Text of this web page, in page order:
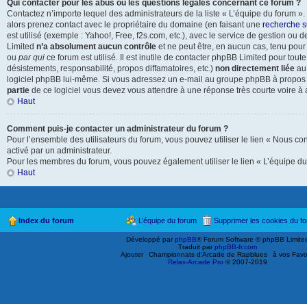
Qui contacter pour les abus ou les questions légales concernant ce forum ?
Contactez n’importe lequel des administrateurs de la liste « L’équipe du forum
alors prenez contact avec le propriétaire du domaine (en faisant une recherche
est utilisé (exemple : Yahoo!, Free, f2s.com, etc.), avec le service de gestion ou
Limited n’a absolument aucun contrôle et ne peut être, en aucun cas, tenu
ou par qui ce forum est utilisé. Il est inutile de contacter phpBB Limited pour
désistements, responsabilité, propos diffamatoires, etc.) non directement liée
logiciel phpBB lui-même. Si vous adressez un e-mail au groupe phpBB à
partie de ce logiciel vous devez vous attendre à une réponse très courte voire à
Haut
Comment puis-je contacter un administrateur du forum ?
Pour l’ensemble des utilisateurs du forum, vous pouvez utiliser le lien « Nous
activé par un administrateur.
Pour les membres du forum, vous pouvez également utiliser le lien « L’équipe
Haut
Index du forum Supprimer les cookies du
L’équipe du forum
Développé parphpBB® Forum Software © phpBB
Traduit parphpBB-fr.com
Ajouter
Championnats d'Arcade de Rapblues
à vos
Relax-Arcade Pro © 2007-2019